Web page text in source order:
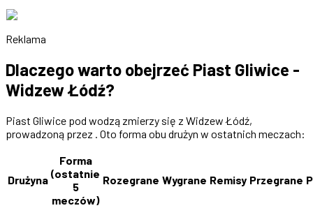
Reklama
Dlaczego warto obejrzeć Piast Gliwice -
Widzew Łódź?
Piast Gliwice pod wodzą zmierzy się z Widzew Łódź,
prowadzoną przez . Oto forma obu drużyn w ostatnich meczach:
Drużyna
Forma
(ostatnie
5
meczów)
Rozegrane Wygrane Remisy Przegrane